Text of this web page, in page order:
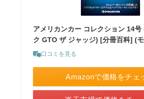
アメリカンカー コレクション 14号
ク GTO ザ ジャッジ) [分冊百科] (
口コミを見る
Amazonで価格をチェ